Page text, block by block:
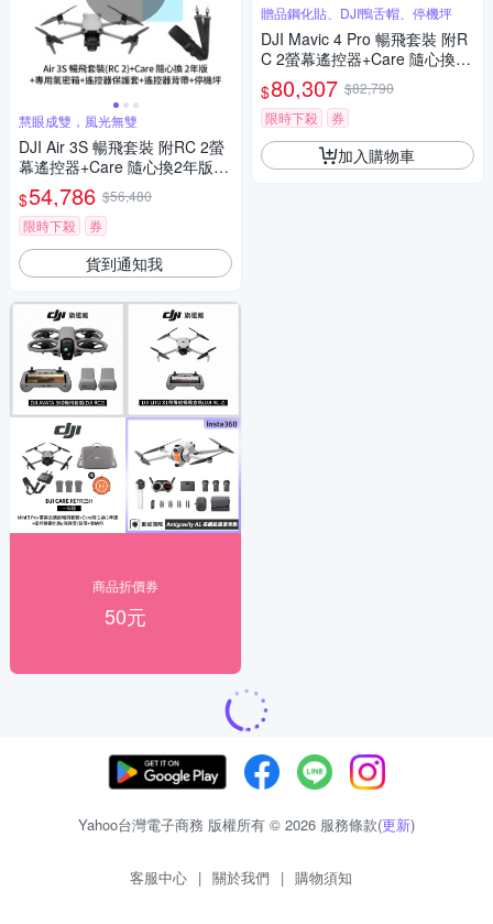
慧眼成雙，風光無雙
DJI Air 3S 暢飛套裝 附RC 2螢
幕遙控器+Care 隨心換2年版+1
154931專用氣密箱+遙控器保
護套+遙控器鋼化貼+SP-850遙
控器背帶+110cm停機坪 (聯強
公司貨)
$54,786 $56,480
限時下殺
券
貨到通知我
商品折價券
50元
贈品鋼化貼、DJI鴨舌帽、停機坪
DJI Mavic 4 Pro 暢飛套裝 附R
C 2螢幕遙控器+Care 隨心換 1
年版 (聯強公司貨)
$80,307 $82,790
限時下殺
券
加入購物車
Yahoo台灣電子商務 版權所有 © 2026 服務條款(更新)
客服中心 | 關於我們 | 購物須知